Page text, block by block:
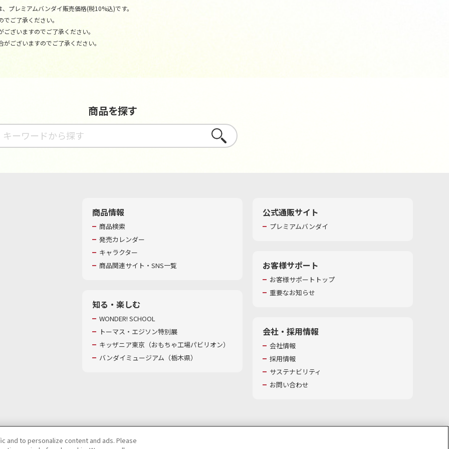
プレミアムバンダイ販売価格(税10%込)です。
ご了承ください。
ざいますのでご了承ください。
ございますのでご了承ください。
商品を探す
さがす
商品情報
商品検索
発売カレンダー
キャラクター
商品関連サイト・SNS一覧
知る・楽しむ
WONDER! SCHOOL
トーマス・エジソン特別展
キッザニア東京（おもちゃ工場パビリオン）​
バンダイミュージアム（栃木県）
公式通販サイト
プレミアムバンダイ
お客様サポート
お客様サポートトップ
重要なお知らせ
会社・採用情報
会社情報
採用情報
サステナビリティ
お問い合わせ
and to personalize content and ads. Please